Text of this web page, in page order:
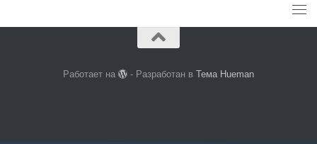
Работает на - Разработан вТема Hueman